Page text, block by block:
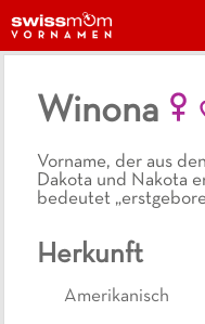
Winona
Vorname, der aus
Dakota und Nakota
bedeutet
Herkunft
Amerikanisch